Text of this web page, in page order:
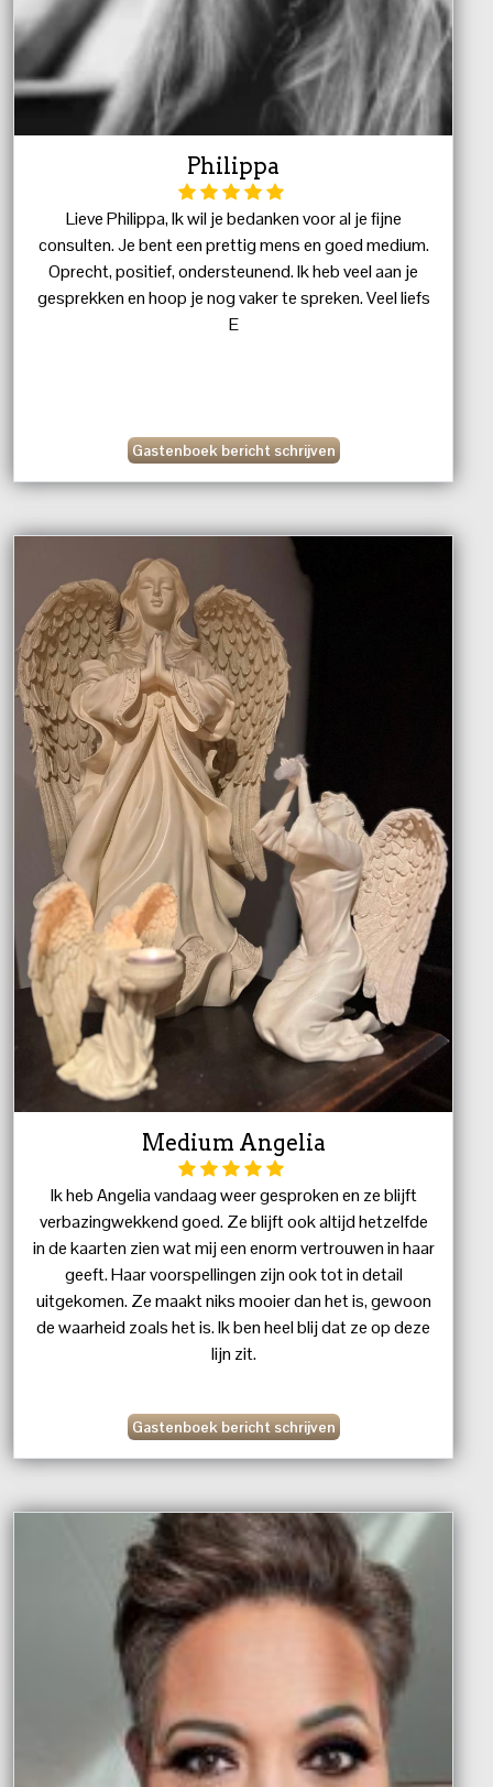
Philippa
Lieve Philippa, Ik wil je bedanken voor al je fijne
consulten. Je bent een prettig mens en goed medium.
Oprecht, positief, ondersteunend. Ik heb veel aan je
gesprekken en hoop je nog vaker te spreken. Veel liefs
E
Gastenboek bericht schrijven
Medium Angelia
Ik heb Angelia vandaag weer gesproken en ze blijft
verbazingwekkend goed. Ze blijft ook altijd hetzelfde
in de kaarten zien wat mij een enorm vertrouwen in haar
geeft. Haar voorspellingen zijn ook tot in detail
uitgekomen. Ze maakt niks mooier dan het is, gewoon
de waarheid zoals het is. Ik ben heel blij dat ze op deze
lijn zit.
Gastenboek bericht schrijven